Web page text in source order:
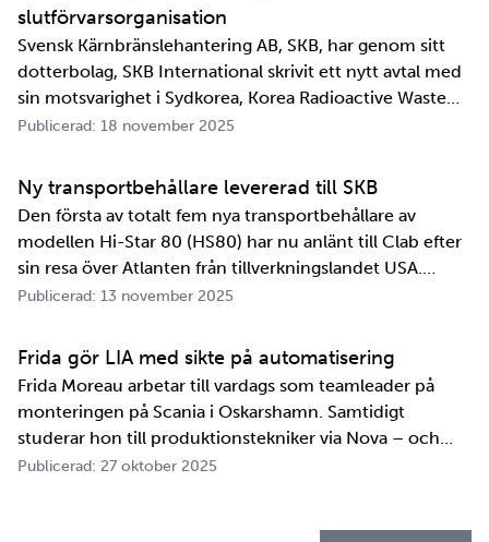
slutförvarsorganisation
Svensk Kärnbränslehantering AB, SKB, har genom sitt
dotterbolag, SKB International skrivit ett nytt avtal med
sin motsvarighet i Sydkorea, Korea Radioactive Waste
Agency, KORAD. Avtalet, som är ett så kallat
samarbetet mellan de två organisationerna. …
Publicerad: 18 november 2025
Ny transportbehållare levererad till SKB
Den första av totalt fem nya transportbehållare av
modellen Hi-Star 80 (HS80) har nu anlänt till Clab efter
sin resa över Atlanten från tillverkningslandet USA.
Innan transportbehållaren kan bli en del av SKB:s
tester och utbildningar. Redan 2008 i…
Publicerad: 13 november 2025
Frida gör LIA med sikte på automatisering
Frida Moreau arbetar till vardags som teamleader på
monteringen på Scania i Oskarshamn. Samtidigt
studerar hon till produktionstekniker via Nova – och
under tio veckor i höst gör hon både sin praktik, även
Publicerad: 27 oktober 2025